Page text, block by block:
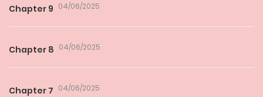
Chapter 9 04/06/2025
Chapter 8 04/06/2025
Chapter 7 04/06/2025